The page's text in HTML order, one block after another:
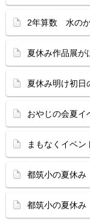
2年算数 水の
夏休み作品展が
夏休み明け初日
おやじの会夏イ
まもなくイベン
都筑小の夏休
都筑小の夏休